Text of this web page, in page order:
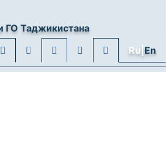
ГО Таджикистана
Ru|En